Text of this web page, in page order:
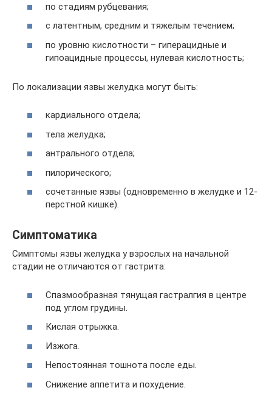
по стадиям рубцевания;
с латентным, средним и тяжелым течением;
по уровню кислотности – гиперацидные и
гипоацидные процессы, нулевая кислотность;
По локализации язвы желудка могут быть:
кардиального отдела;
тела желудка;
антрального отдела;
пилорического;
сочетанные язвы (одновременно в желудке и 12-
перстной кишке).
Симптоматика
Симптомы язвы желудка у взрослых на начальной
стадии не отличаются от гастрита:
Спазмообразная тянущая гастралгия в центре
под углом грудины.
Кислая отрыжка.
Изжога.
Непостоянная тошнота после еды.
Снижение аппетита и похудение.